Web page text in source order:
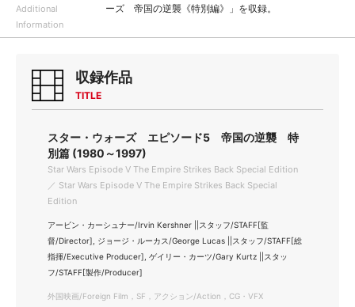
Additional
Information
ーズ 帝国の逆襲《特別編》」を収録。
収録作品
TITLE
スター・ウォーズ エピソード5 帝国の逆襲 特
別篇 (1980～1997)
Star Wars Episode Ⅴ The Empire Strikes Back Special Edition
／ Star Wars Episode Ⅴ The Empire Strikes Back Special
Edition
アービン・カーシュナー/Irvin Kershner ||スタッフ/STAFF[監
督/Director], ジョージ・ルーカス/George Lucas ||スタッフ/STAFF[総
指揮/Executive Producer], ゲイリー・カーツ/Gary Kurtz ||スタッ
フ/STAFF[製作/Producer]
外国映画/Foreign Film，SF，アクション/Action，CG・VFX